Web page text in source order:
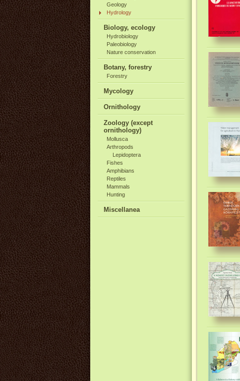
Geology
Hydrology
Biology, ecology
Hydrobiology
Paleobiology
Nature conservation
Botany, forestry
Forestry
Mycology
Ornithology
Zoology (except
ornithology)
Mollusca
Arthropods
Lepidoptera
Fishes
Amphibians
Reptiles
Mammals
Hunting
Miscellanea